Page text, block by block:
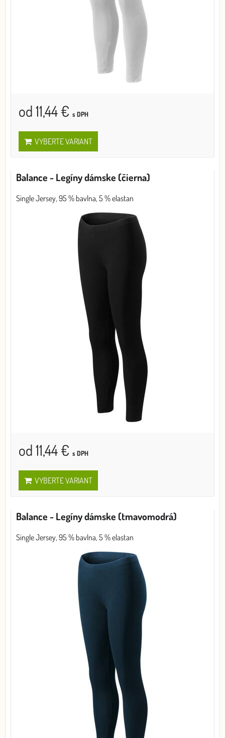
od 11,44 € s DPH
VYBERTE VARIANT
Balance - Legíny dámske (čierna)
Single Jersey, 95 % bavlna, 5 % elastan
od 11,44 € s DPH
VYBERTE VARIANT
Balance - Legíny dámske (tmavomodrá)
Single Jersey, 95 % bavlna, 5 % elastan